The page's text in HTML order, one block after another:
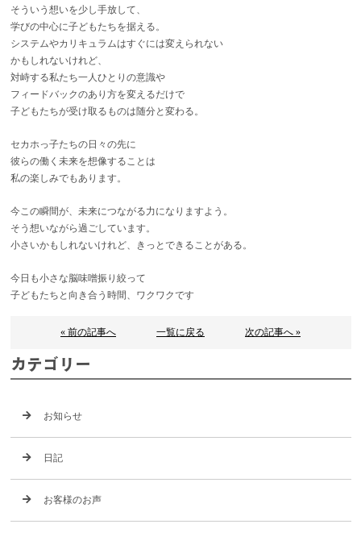
そういう想いを少し手放して、
学びの中心に子どもたちを据える。
システムやカリキュラムはすぐには変えられない
かもしれないけれど、
対峙する私たち一人ひとりの意識や
フィードバックのあり方を変えるだけで
子どもたちが受け取るものは随分と変わる。
セカホっ子たちの日々の先に
彼らの働く未来を想像することは
私の楽しみでもあります。
今この瞬間が、未来につながる力になりますよう。
そう想いながら過ごしています。
小さいかもしれないけれど、きっとできることがある。
今日も小さな脳味噌振り絞って
子どもたちと向き合う時間、ワクワクです
« 前の記事へ 一覧に戻る 次の記事へ »
カテゴリー
お知らせ
日記
お客様のお声